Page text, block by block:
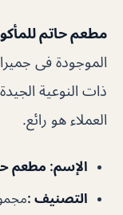
مطعم حاتم
الموجودة فى جميرا
ذات النوعية
العملاء هو رائع.
الإسم: مطعم
التصنيف :